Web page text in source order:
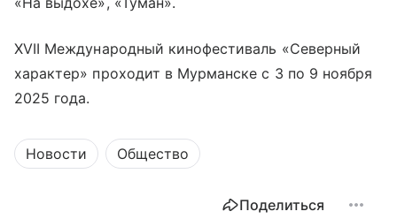
XVII Международный кинофестиваль «Северный
характер» проходит в Мурманске с 3 по 9 ноября
2025 года.
Новости Общество
Поделиться